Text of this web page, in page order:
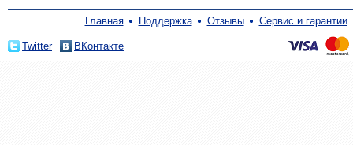
Главная Поддержка Отзывы Сервис и гарантии
Twitter ВКонтакте